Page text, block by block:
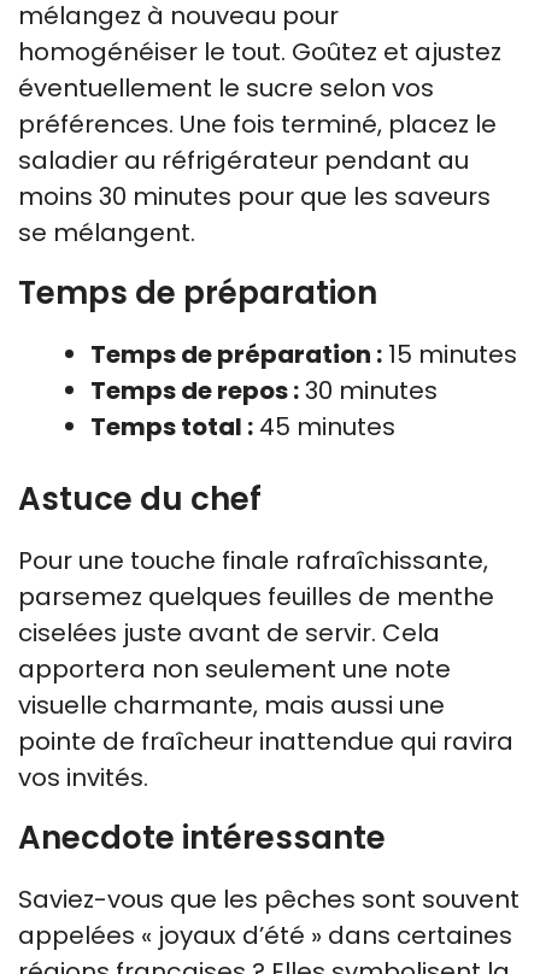
mélangez à nouveau pour
homogénéiser le tout. Goûtez et ajustez
éventuellement le sucre selon vos
préférences. Une fois terminé, placez le
saladier au réfrigérateur pendant au
moins 30 minutes pour que les saveurs
se mélangent.
Temps de préparation
Temps de préparation : 15 minutes
Temps de repos :30 minutes
Temps total : 45 minutes
Astuce du chef
Pour une touche finale rafraîchissante,
parsemez quelques feuilles de menthe
ciselées juste avant de servir. Cela
apportera non seulement une note
visuelle charmante, mais aussi une
pointe de fraîcheur inattendue qui ravira
vos invités.
Anecdote intéressante
Saviez-vous que les pêches sont souvent
appelées « joyaux d’été » dans certaines